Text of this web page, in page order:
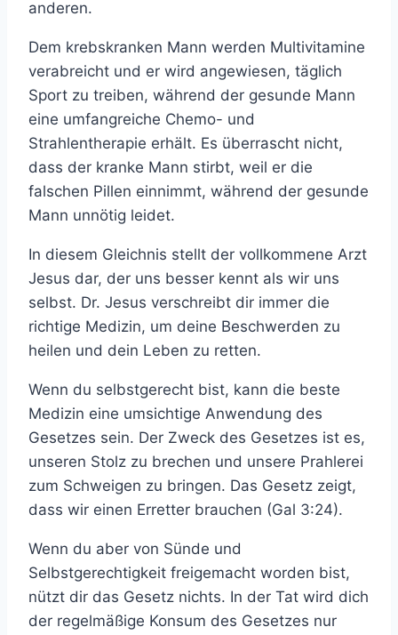
anderen.
Dem krebskranken Mann werden Multivitamine
verabreicht und er wird angewiesen, täglich
Sport zu treiben, während der gesunde Mann
eine umfangreiche Chemo- und
Strahlentherapie erhält. Es überrascht nicht,
dass der kranke Mann stirbt, weil er die
falschen Pillen einnimmt, während der gesunde
Mann unnötig leidet.
In diesem Gleichnis stellt der vollkommene Arzt
Jesus dar, der uns besser kennt als wir uns
selbst. Dr. Jesus verschreibt dir immer die
richtige Medizin, um deine Beschwerden zu
heilen und dein Leben zu retten.
Wenn du selbstgerecht bist, kann die beste
Medizin eine umsichtige Anwendung des
Gesetzes sein. Der Zweck des Gesetzes ist es,
unseren Stolz zu brechen und unsere Prahlerei
zum Schweigen zu bringen. Das Gesetz zeigt,
dass wir einen Erretter brauchen (Gal 3:24).
Wenn du aber von Sünde und
Selbstgerechtigkeit freigemacht worden bist,
nützt dir das Gesetz nichts. In der Tat wird dich
der regelmäßige Konsum des Gesetzes nur